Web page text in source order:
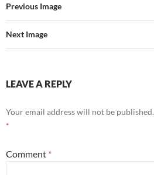
Previous Image
Next Image
LEAVE A REPLY
Your email address will not be published.
*
Comment *